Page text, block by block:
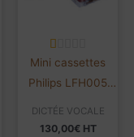
Mini cassettes
Philips LFH005
2X15mn | Boîte de
10
DICTÉE VOCALE
130,00€ HT